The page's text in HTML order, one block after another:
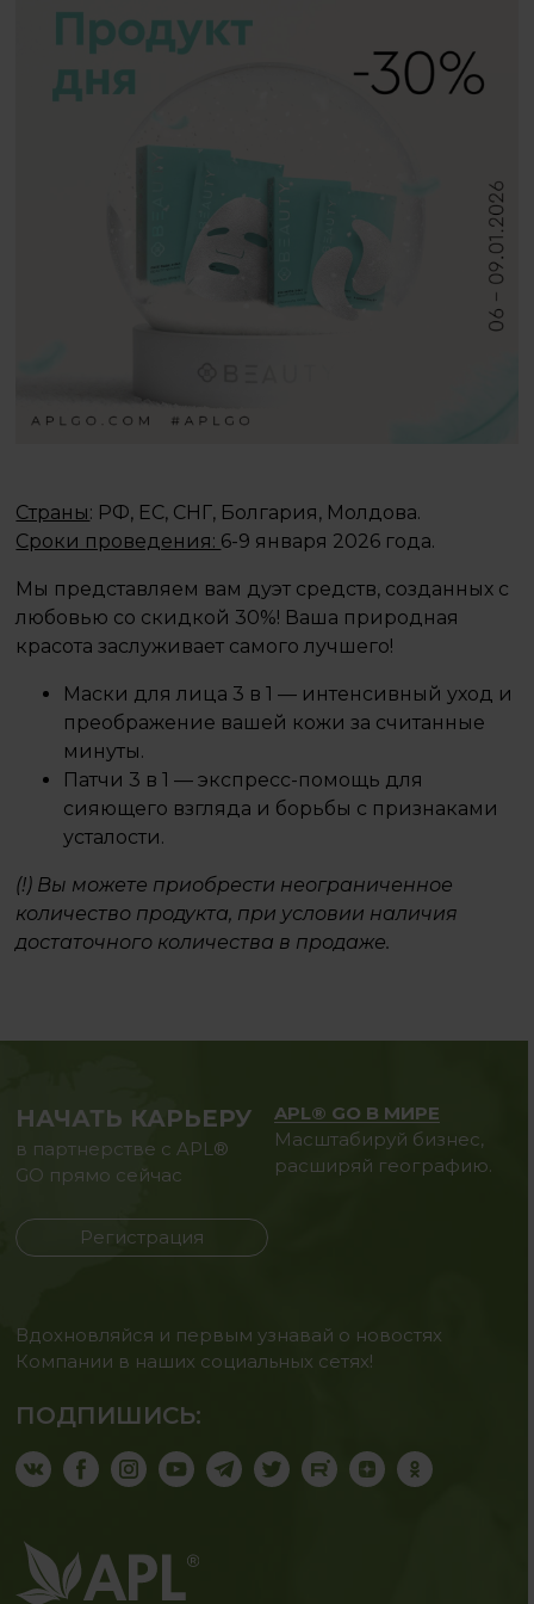
Страны: РФ, ЕС, СНГ, Болгария, Молдова.
Сроки проведения: 6-9 января 2026 года.
Мы представляем вам дуэт средств, созданных с
любовью со скидкой 30%! Ваша природная
красота заслуживает самого лучшего!
Маски для лица 3 в 1 — интенсивный уход и
преображение вашей кожи за считанные
минуты.
Патчи 3 в 1 — экспресс-помощь для
сияющего взгляда и борьбы с признаками
усталости.
(!) Вы можете приобрести неограниченное
количество продукта, при условии наличия
достаточного количества в продаже.
НАЧАТЬ КАРЬЕРУ
в партнерстве с APL®
GO прямо сейчас
Регистрация
APL® GO В МИРЕ
Масштабируй бизнес,
расширяй географию.
Вдохновляйся и первым узнавай о новостях
Компании в наших социальных сетях!
ПОДПИШИСЬ: